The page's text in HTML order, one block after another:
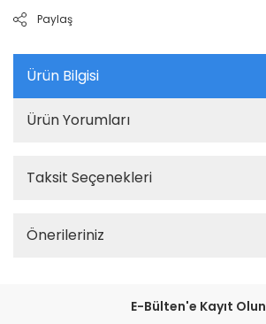
Paylaş
Ürün Bilgisi
Ürün Yorumları
Taksit Seçenekleri
Önerileriniz
E-Bülten'e Kayıt Olun